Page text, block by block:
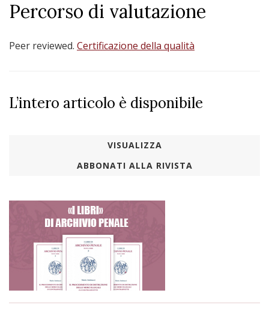
Percorso di valutazione
Peer reviewed. Certificazione della qualità
L’intero articolo è disponibile
VISUALIZZA
ABBONATI ALLA RIVISTA